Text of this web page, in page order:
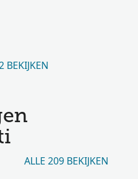
BEKIJKEN
ALLE 209 BEKIJKEN